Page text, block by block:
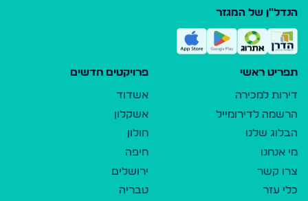
הנדל"ן של המגזר
תפריט ראשי
דירות למכירה
הרשמה לדירומייל
הבלוג שלנו
מי אנחנו
צרו קשר
כלי עזר
פרויקטים חדשים
אשדוד
אשקלון
חולון
חיפה
ירושלים
טבריה